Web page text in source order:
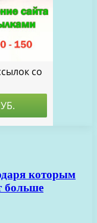
которым
больше